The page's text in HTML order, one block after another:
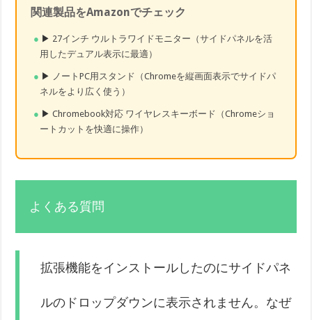
関連製品をAmazonでチェック
▶ 27インチ ウルトラワイドモニター（サイドパネルを活
用したデュアル表示に最適）
▶ ノートPC用スタンド（Chromeを縦画面表示でサイドパ
ネルをより広く使う）
▶Chromebook対応 ワイヤレスキーボード（Chromeショ
ートカットを快適に操作）
よくある質問
拡張機能をインストールしたのにサイドパネ
ルのドロップダウンに表示されません。なぜ